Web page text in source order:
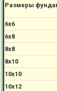
Размеры
6х6
6х8
8х8
8х10
10х10
10х12